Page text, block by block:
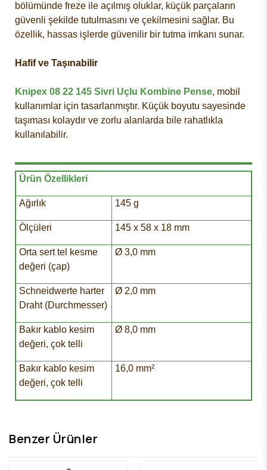
bölümünde freze ile açılmış oluklar, küçük parçaların
güvenli şekilde tutulmasını ve çekilmesini sağlar. Bu
özellik, hassas işlerde güvenilir bir tutma imkanı sunar.
Hafif ve Taşınabilir
Knipex 08 22 145 Sivri Uçlu Kombine Pense, mobil
kullanımlar için tasarlanmıştır. Küçük boyutu sayesinde
taşıması kolaydır ve zorlu alanlarda bile rahatlıkla
kullanılabilir.
Ürün Özellikleri
Ağırlık 145 g
Ölçüleri 145 x 58 x 18 mm
Orta sert tel kesme
değeri (çap)
Ø 3,0 mm
Schneidwerte harter
Draht (Durchmesser)
Ø 2,0 mm
Bakır kablo kesim
değeri, çok telli
Ø 8,0 mm
Bakır kablo kesim
değeri, çok telli
16,0 mm²
Benzer Ürünler